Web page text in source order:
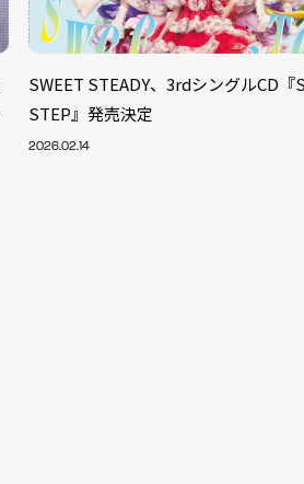
SWEET STEADY、3rdシングルCD『
STEP』発売決定
2026.02.14